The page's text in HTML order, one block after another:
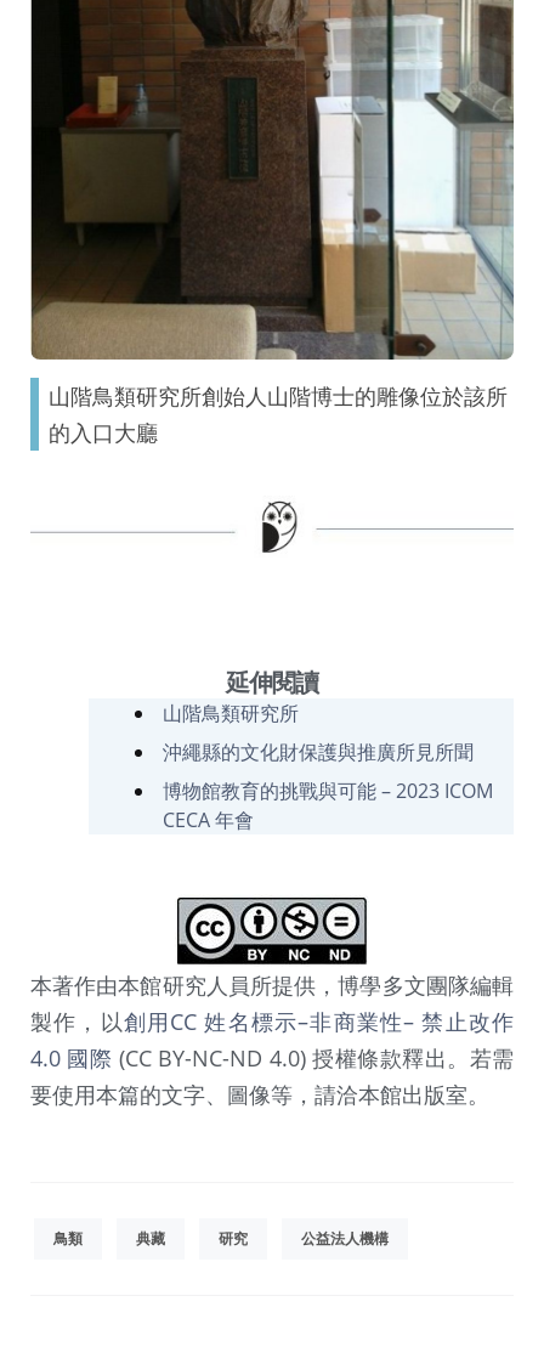
山階鳥類研究所創始人山階博士的雕像位於該所
的入口大廳
延伸閱讀
山階鳥類研究所
沖繩縣的文化財保護與推廣所見所聞
博物館教育的挑戰與可能 – 2023 ICOM
CECA 年會
本著作由本館研究人員所提供，博學多文團隊編輯
製作，以創用CC 姓名標示–非商業性– 禁止改作
4.0 國際 (CC BY-NC-ND 4.0) 授權條款釋出。若需
要使用本篇的文字、圖像等，請洽本館出版室。
鳥類 典藏 研究 公益法人機構